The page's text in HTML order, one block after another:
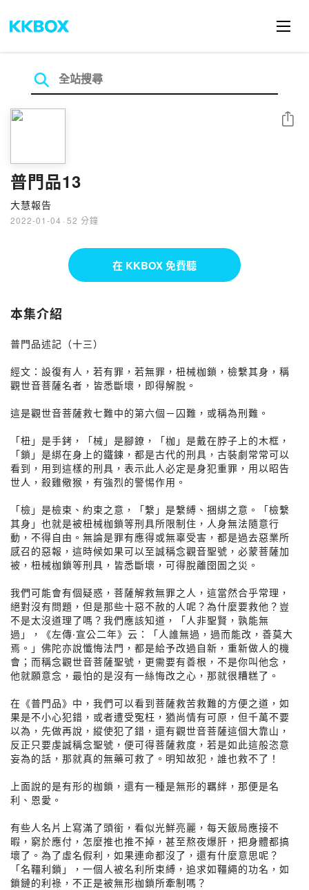
普門品13
大慧報告
2022-01-04 · 52 分鐘
分享
在 KKBOX 免費聽
本集介紹
普門品述記（十三）
經文：設復有人，若有罪，若無罪，杻械枷鎖，檢繫其身，稱
觀世音菩薩名者，皆悉斷壞，即得解脫。
這是觀世音菩薩救七難中的第六個－囚難，或稱為刑難。
「杻」是手銬，「械」是腳鐐，「枷」是戴在脖子上的木框，
「鎖」是綁在身上的鐵鍊，都是古代的刑具，古裝劇常常可以
看到，用到這樣的刑具，表示此人必定是身犯重罪，用以昭告
世人，殺雞儆猴，有強烈的警惕作用。
「檢」是檢束、約束之意，「繫」是繫縛、捆綁之意。「檢繫
其身」也就是被杻械枷鎖等刑具所限制住，人身無法隨意行
動，不得自由。無論是罪有應得或無辜受害，都是過去惡業所
感召的惡報，這時候如果可以至誠稱念觀音聖號，必蒙菩薩加
被，杻械枷鎖等刑具，皆悉斷壞，可得脫離囹圄之災。
我們可能會有個疑惑，菩薩解救無罪之人，這當然合乎常理，
絕對沒有問題，但是那些十惡不赦的人呢？為什麼要救他？豈
不是太沒道理了嗎？我們應該知道，「人非聖賢，孰能無
過」，《左傳‧宣公二年》云：「人誰無過，過而能改，善莫大
焉。」佛陀亦說懺悔法門，都是給予改過自新，重新做人的機
會；而稱念觀世音菩薩聖號，更需要有善根，不是你叫他念，
他就願意念，最怕的是沒有一絲悔改之心，那就很糟糕了。
在《普門品》中，我們可以看到菩薩救苦救難的方便之道，如
果是不小心犯錯，或者遭受冤枉，猶尚情有可原，但千萬不要
以為，先做再說，縱使犯了錯，還有觀世音菩薩這個大靠山，
反正只要虔誠稱念聖號，便可得菩薩救度，若是如此這般恣意
妄為的話，那就真的無藥可救了。明知故犯，誰也救不了！
上面說的是有形的枷鎖，還有一種是無形的羈絆，那便是名
利、恩愛。
有些人名片上寫滿了頭銜，看似光鮮亮麗，每天飯局應接不
暇，窮於應付，怎麼推也推不掉，甚至熬夜爆肝，把身體都搞
壞了。為了虛名假利，如果連命都沒了，還有什麼意思呢？
「名韁利鎖」，一個人被名利所束縛，追求如韁繩的功名，如
鎖鏈的利祿，不正是被無形枷鎖所牽制嗎？